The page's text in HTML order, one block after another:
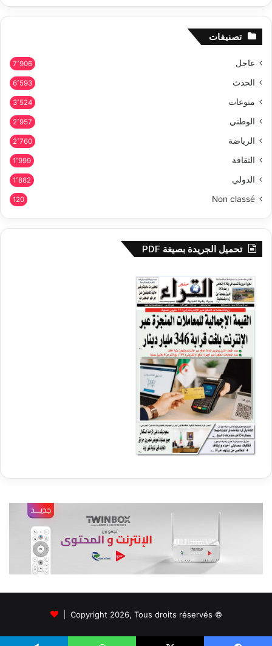
تصنيفات
عاجل 7٬906
الحدث 6٬593
منوعات 3٬524
الوطني 2٬957
الرياضة 2٬760
الثقافة 1٬999
الدولي 1٬882
Non classé
120
تحميل الجريدة بصيغة PDF
© Copyright 2026, Tous droits réservés |